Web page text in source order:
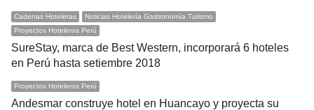
Cadenas Hoteleras
Noticias Hotelería Gastronomía Turismo
Proyectos Hoteleros Perú
SureStay, marca de Best Western, incorporará 6 hoteles
en Perú hasta setiembre 2018
Proyectos Hoteleros Perú
Andesmar construye hotel en Huancayo y proyecta su